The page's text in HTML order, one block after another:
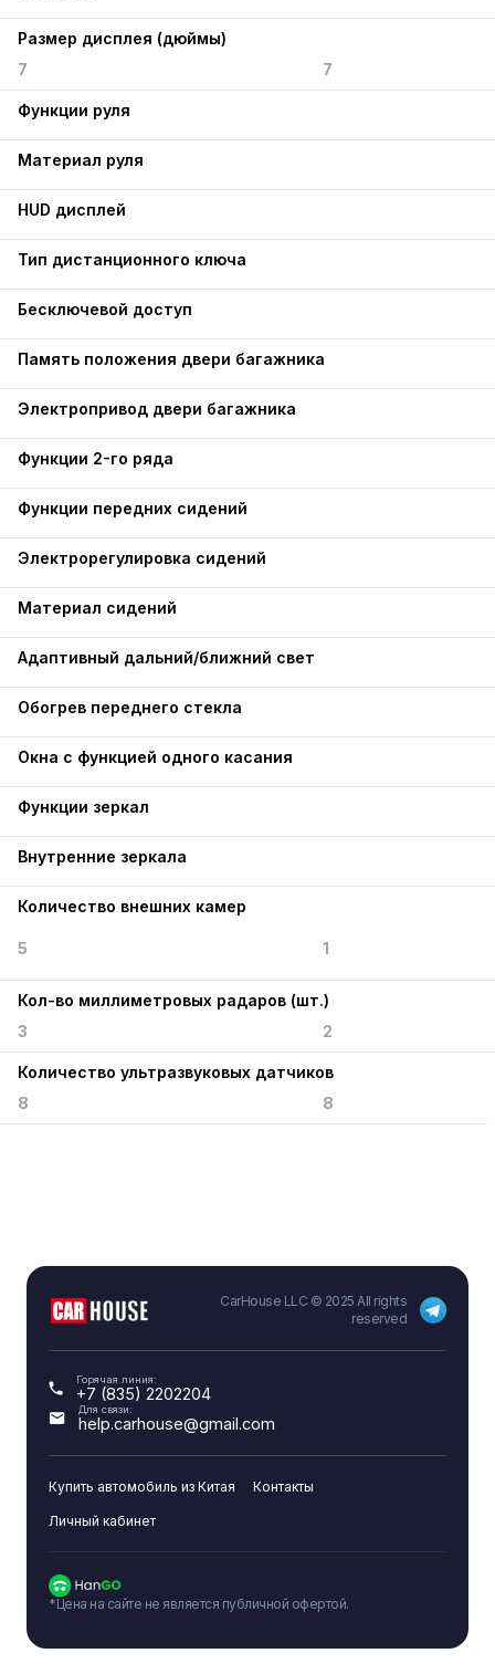
Размер дисплея (дюймы)
7
7
Функции руля
Материал руля
HUD дисплей
Тип дистанционного ключа
Бесключевой доступ
Память положения двери багажника
Электропривод двери багажника
Функции 2-го ряда
Функции передних сидений
Электрорегулировка сидений
Материал сидений
Адаптивный дальний/ближний свет
Обогрев переднего стекла
Окна с функцией одного касания
Функции зеркал
Внутренние зеркала
Количество внешних камер
5 1
Кол-во миллиметровых радаров (шт.)
3
2
Количество ультразвуковых датчиков
8
8
CarHouse LLC © 2025 All rights
reserved
Купить автомобиль из Китая Контакты
Личный кабинет
Горячая линия:
+7 (835) 2202204
Для связи:
help.carhouse@gmail.com
*Цена на сайте не является публичной офертой.